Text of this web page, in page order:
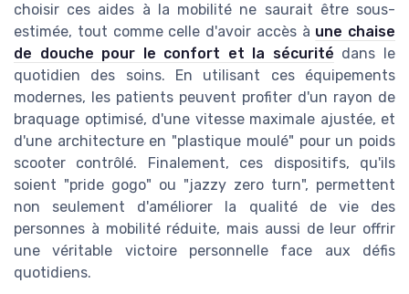
choisir ces aides à la mobilité ne saurait être sous-
estimée, tout comme celle d'avoir accès à une chaise
de douche pour le confort et la sécurité dans le
quotidien des soins. En utilisant ces équipements
modernes, les patients peuvent profiter d'un rayon de
braquage optimisé, d'une vitesse maximale ajustée, et
d'une architecture en "plastique moulé" pour un poids
scooter contrôlé. Finalement, ces dispositifs, qu'ils
soient "pride gogo" ou "jazzy zero turn", permettent
non seulement d'améliorer la qualité de vie des
personnes à mobilité réduite, mais aussi de leur offrir
une véritable victoire personnelle face aux défis
quotidiens.